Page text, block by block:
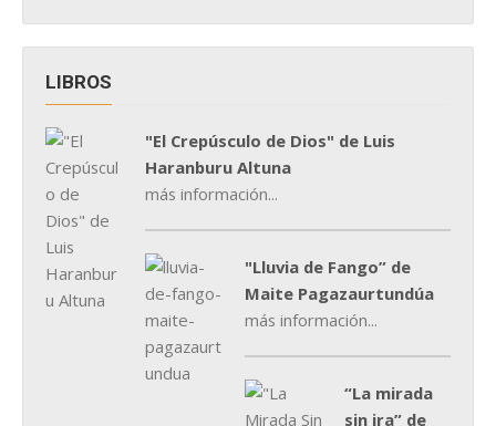
LIBROS
"El Crepúsculo de Dios" de Luis
Haranburu Altuna
más información...
"Lluvia de Fango” de
Maite Pagazaurtundúa
más información...
“La mirada
sin ira” de